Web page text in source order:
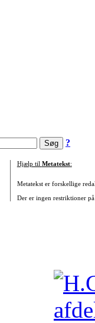
?
Hjælp til Metatekst:
Metatekst er forskellige
Der er ingen restriktioner